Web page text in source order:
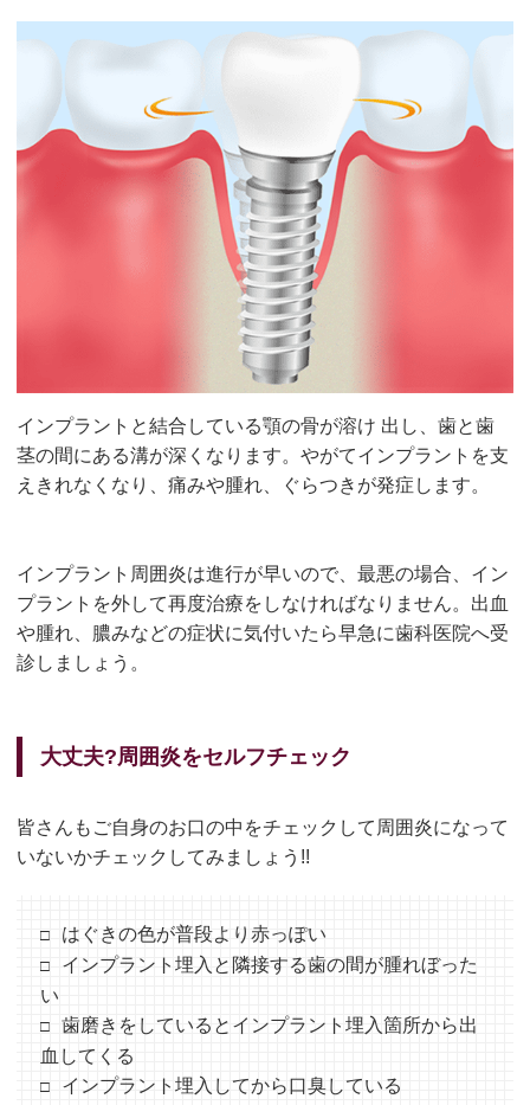
インプラントと結合している顎の骨が溶け 出し、歯と歯
茎の間にある溝が深くなります。やがてインプラントを支
えきれなくなり、痛みや腫れ、ぐらつきが発症します。
インプラント周囲炎は進行が早いので、最悪の場合、イン
プラントを外して再度治療をしなければなりません。出血
や腫れ、膿みなどの症状に気付いたら早急に歯科医院へ受
診しましょう。
大丈夫?周囲炎をセルフチェック
皆さんもご自身のお口の中をチェックして周囲炎になって
いないかチェックしてみましょう!!
はぐきの色が普段より赤っぽい
インプラント埋入と隣接する歯の間が腫れぼった
い
歯磨きをしているとインプラント埋入箇所から出
血してくる
インプラント埋入してから口臭している